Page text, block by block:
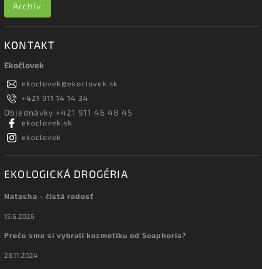
Archív
KONTAKT
Ekočlovek
ekoclovek@ekoclovek.sk
+421 911 14 14 34
Objednávky +421 911 46 48 45
ekoclovek.sk
ekoclovek
EKOLOGICKÁ DROGÉRIA
Natasha - čistá radosť
15.6.2026
Prečo sme si vybrali kozmetiku od Soaphoria?
28.11.2024